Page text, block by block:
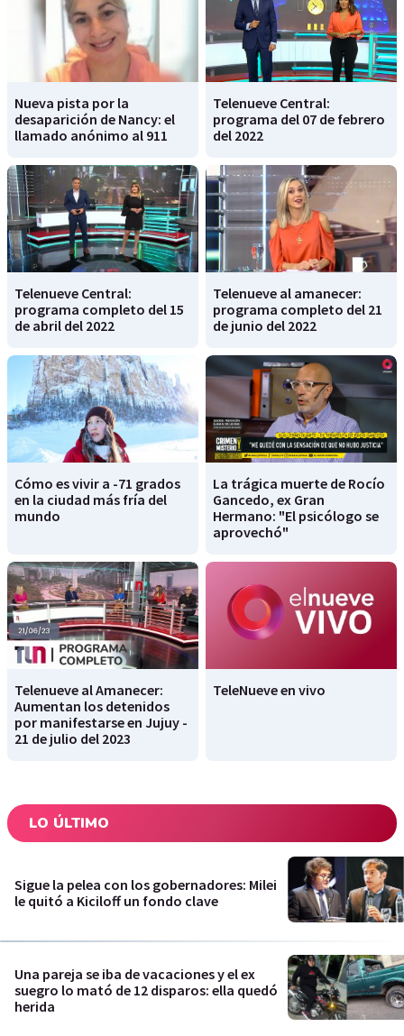
Nueva pista por la
desaparición de Nancy: el
llamado anónimo al 911
Telenueve Central:
programa del 07 de febrero
del 2022
Telenueve Central:
programa completo del 15
de abril del 2022
Telenueve al amanecer:
programa completo del 21
de junio del 2022
Cómo es vivir a -71 grados
en la ciudad más fría del
mundo
La trágica muerte de Rocío
Gancedo, ex Gran
Hermano: "El psicólogo se
aprovechó"
Telenueve al Amanecer:
Aumentan los detenidos
por manifestarse en Jujuy -
21 de julio del 2023
TeleNueve en vivo
LO ÚLTIMO
Sigue la pelea con los gobernadores: Milei
le quitó a Kiciloff un fondo clave
Una pareja se iba de vacaciones y el ex
suegro lo mató de 12 disparos: ella quedó
herida